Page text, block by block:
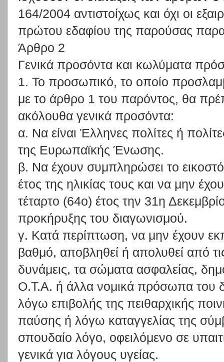
164/2004 αντιστοίχως και όχι οι
πρώτου εδαφίου της παρούσας
Άρθρο 2
Γενικά προσόντα και κωλύματα
1. Το προσωπικό, το οποίο
με το άρθρο 1 του παρόντος, θα
ακόλουθα γενικά προσόντα:
α. Να είναι Έλληνες πολίτες ή
της Ευρωπαϊκής Ένωσης.
β. Να έχουν συμπληρώσει το
έτος της ηλικίας τους και να μην
τέταρτο (64ο) έτος την 31η
προκήρυξης του διαγωνισμού.
γ. Κατά περίπτωση, να μην έχουν
βαθμό, αποβληθεί ή απολυθεί από
δυνάμεις, τα σώματα ασφαλείας,
Ο.Τ.Α. ή άλλα νομικά πρόσωπα του
λόγω επιβολής της πειθαρχικής
παύσης ή λόγω καταγγελίας της
σπουδαίο λόγο, οφειλόμενο σε
γενικά για λόγους υγείας.